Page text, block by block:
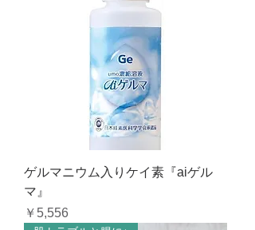
ゲルマニウム入りケイ素『aiゲル
マ』
価格
￥5,556